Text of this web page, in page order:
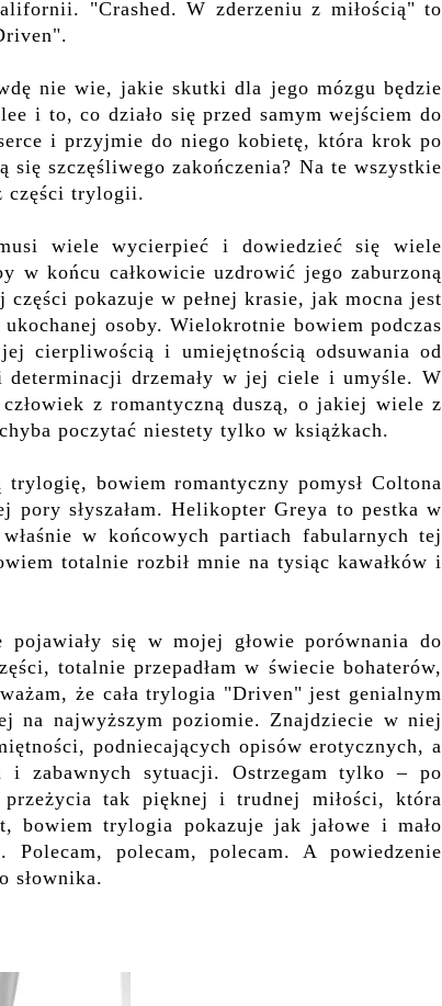
"Crashed. W zderzeniu z miłością" to
nie wie, jakie skutki dla jego mózgu będzie
i to, co działo się przed samym wejściem do
i przyjmie do niego kobietę, która krok po
szczęśliwego zakończenia? Na te wszystkie
części trylogii.
wiele wycierpieć i dowiedzieć się wiele
w końcu całkowicie uzdrowić jego zaburzoną
pokazuje w pełnej krasie, jak mocna jest
osoby. Wielokrotnie bowiem podczas
cierpliwością i umiejętnością odsuwania od
determinacji drzemały w jej ciele i umyśle. W
z romantyczną duszą, o jakiej wiele z
poczytać niestety tylko w książkach.
trylogię, bowiem romantyczny pomysł Coltona
słyszałam. Helikopter Greya to pestka w
w końcowych partiach fabularnych tej
totalnie rozbił mnie na tysiąc kawałków i
się w mojej głowie porównania do
totalnie przepadłam w świecie bohaterów,
że cała trylogia "Driven" jest genialnym
na najwyższym poziomie. Znajdziecie w niej
podniecających opisów erotycznych, a
i zabawnych sytuacji. Ostrzegam tylko – po
tak pięknej i trudnej miłości, która
bowiem trylogia pokazuje jak jałowe i mało
polecam, polecam. A powiedzenie
słownika.